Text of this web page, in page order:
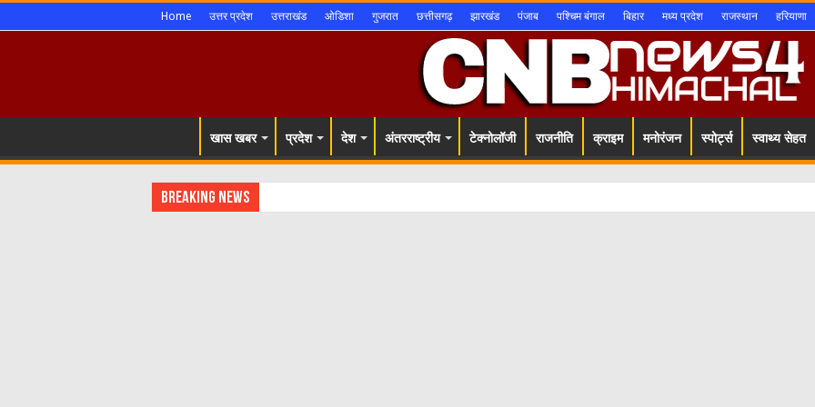
Home उत्तर प्रदेश उत्तराखंड ओडिशा गुजरात छत्तीसगढ़ झारखंड पंजाब पश्चिम बंगाल बिहार मध्य प्रदेश राजस्थान हरियाणा
खास खबर प्रदेश देश अंतरराष्ट्रीय टेक्नोलॉजी राजनीति क्राइम मनोरंजन स्पोर्ट्स स्वाथ्य सेहत
Breaking News